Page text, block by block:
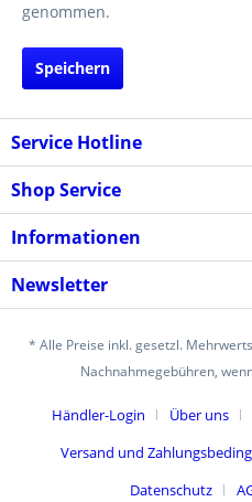
genommen.
Speichern
Service Hotline
Shop Service
Informationen
Newsletter
* Alle Preise inkl. gesetzl.
Nachnahmegebühren,
Händler-Login Über uns
Versand und
Datenschutz